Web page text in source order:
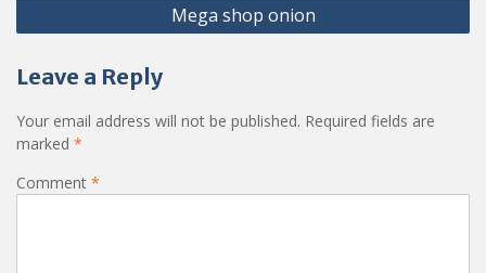
Mega shop onion
Leave a Reply
Your email address will not be published. Required fields are
marked *
Comment *